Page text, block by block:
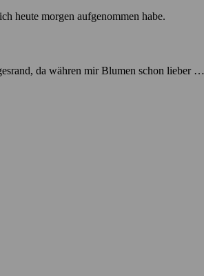
heute morgen aufgenommen habe.
da währen mir Blumen schon lieber …